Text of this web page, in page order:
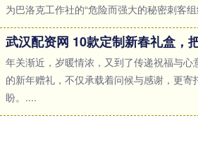
为巴洛克工作社的“危险而强大的秘密刺客
年关渐近，岁暖情浓，又到了传递祝福与心
的新年赠礼，不仅承载着问候与感谢，更寄
盼。....